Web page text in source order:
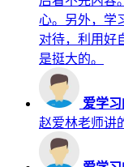
心。另外，学
对待，利用好
是挺大的。
爱学
赵爱林老师讲